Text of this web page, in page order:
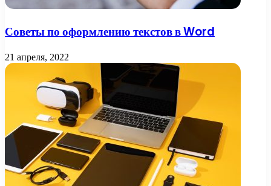
Советы по оформлению текстов в Word
21 апреля, 2022